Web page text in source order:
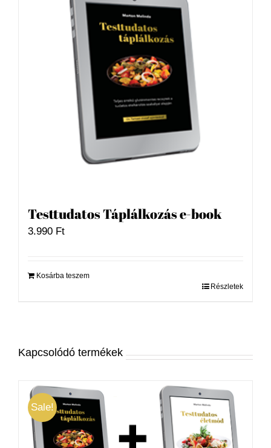
Testtudatos Táplálkozás e-book
3.990 Ft
Kosárba teszem
Részletek
Kapcsolódó termékek
Sale!